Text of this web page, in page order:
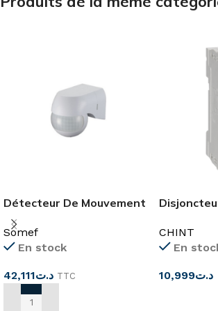
Détecteur De Mouvement
IP44
Somef
En stock
د.ت42,111 TTC
AJOUTER AU PANIER
CHINT
En
د.ت10,999